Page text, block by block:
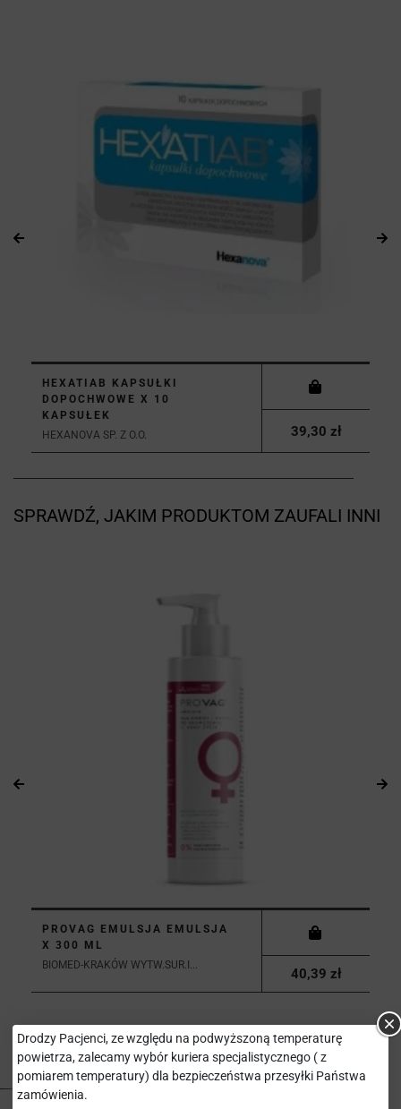
HEXATIAB KAPSUŁKI
DOPOCHWOWE X 10
KAPSUŁEK
HEXANOVA SP. Z O.O.
39,30 zł
SPRAWDŹ, JAKIM PRODUKTOM ZAUFALI INNI
PROVAG EMULSJA EMULSJA
X 300 ML
BIOMED-KRAKÓW WYTW.SUR.I...
40,39 zł
Drodzy Pacjenci, ze względu na podwyższoną temperaturę
powietrza, zalecamy wybór kuriera specjalistycznego ( z
pomiarem temperatury) dla bezpieczeństwa przesyłki Państwa
zamówienia.